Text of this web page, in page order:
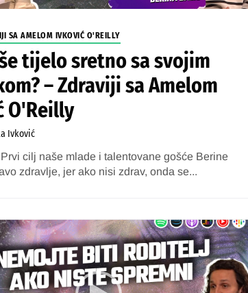
SA AMELOM IVKOVIĆ O'REILLY
tijelo sretno sa svojim
– Zdraviji sa Amelom
O'Reilly
Ivković
cilj naše mlade i talentovane gošće Berine
zdravlje, jer ako nisi zdrav, onda se...